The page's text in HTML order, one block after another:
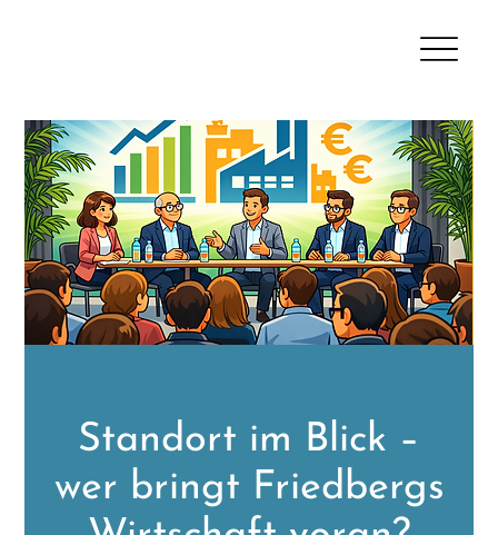
Standort im Blick –
wer bringt Friedbergs